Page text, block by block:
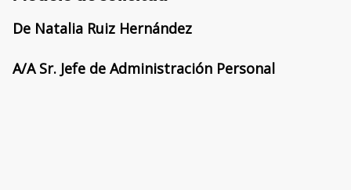
De Natalia Ruiz Hernández
A/A Sr. Jefe de Administración Personal